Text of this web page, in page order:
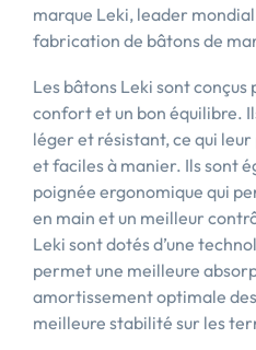
marque Leki, leader
fabrication de bâtons de
Les bâtons Leki sont
confort et un bon équilibre.
léger et résistant, ce qui
et faciles à manier. Ils sont
poignée ergonomique qui
en main et un meilleur
Leki sont dotés d’une
permet une meilleure
amortissement optimale
meilleure stabilité sur les